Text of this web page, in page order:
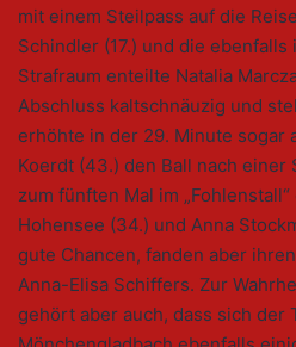
mit einem Steilpass auf die
Schindler (17.) und die
Strafraum enteilte Natalia
Abschluss kaltschnäuzig und
erhöhte in der 29. Minute sogar
Koerdt (43.) den Ball nach einer
zum fünften Mal im
Hohensee (34.) und Anna
gute Chancen, fanden aber
Anna-Elisa Schiffers. Zur
gehört aber auch, dass sich der